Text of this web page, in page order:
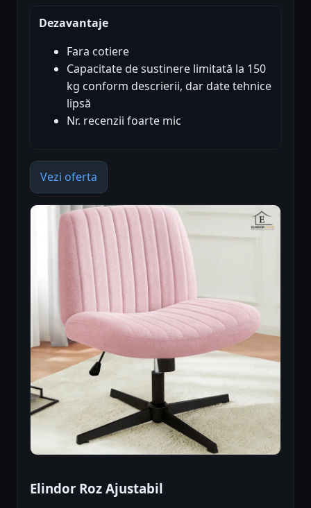
Dezavantaje
Fara cotiere
Capacitate de sustinere limitată la 150
kg conform descrierii, dar date tehnice
lipsă
Nr. recenzii foarte mic
Vezi oferta
Elindor Roz Ajustabil